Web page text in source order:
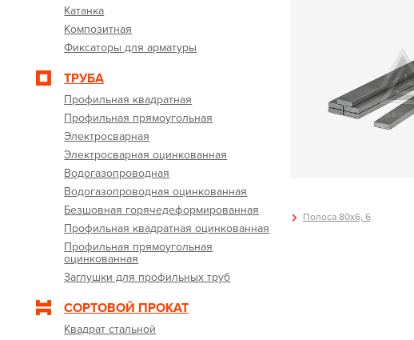
Катанка
Композитная
Фиксаторы для арматуры
ТРУБА
Профильная квадратная
Профильная прямоугольная
Электросварная
Электросварная оцинкованная
Водогазопроводная
Водогазопроводная оцинкованная
Безшовная горячедеформированная
Профильная квадратная оцинкованная
Профильная прямоугольная
оцинкованная
Заглушки для профильных труб
СОРТОВОЙ ПРОКАТ
Квадрат стальной
Полоса 80х6, 6